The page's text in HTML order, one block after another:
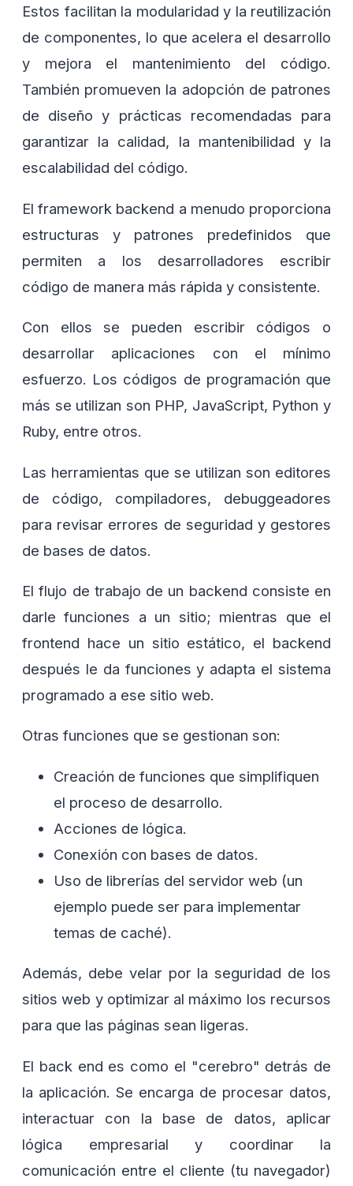
Estos facilitan la modularidad y la reutilización
de componentes, lo que acelera el desarrollo
y mejora el mantenimiento del código.
También promueven la adopción de patrones
de diseño y prácticas recomendadas para
garantizar la calidad, la mantenibilidad y la
escalabilidad del código.
El framework backend a menudo proporciona
estructuras y patrones predefinidos que
permiten a los desarrolladores escribir
código de manera más rápida y consistente.
Con ellos se pueden escribir códigos o
desarrollar aplicaciones con el mínimo
esfuerzo. Los códigos de programación que
más se utilizan son PHP, JavaScript, Python y
Ruby, entre otros.
Las herramientas que se utilizan son editores
de código, compiladores, debuggeadores
para revisar errores de seguridad y gestores
de bases de datos.
El flujo de trabajo de un backend consiste en
darle funciones a un sitio; mientras que el
frontend hace un sitio estático, el backend
después le da funciones y adapta el sistema
programado a ese sitio web.
Otras funciones que se gestionan son:
Creación de funciones que simplifiquen
el proceso de desarrollo.
Acciones de lógica.
Conexión con bases de datos.
Uso de librerías del servidor web (un
ejemplo puede ser para implementar
temas de caché).
Además, debe velar por la seguridad de los
sitios web y optimizar al máximo los recursos
para que las páginas sean ligeras.
El back end es como el "cerebro" detrás de
la aplicación. Se encarga de procesar datos,
interactuar con la base de datos, aplicar
lógica empresarial y coordinar la
comunicación entre el cliente (tu navegador)